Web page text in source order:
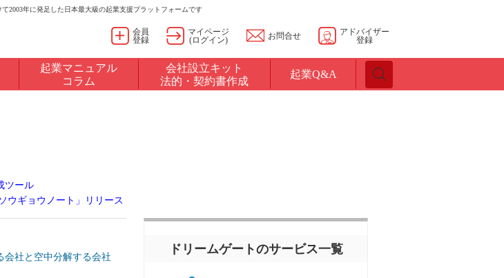
2003年に発足した日本最大級の起業支援プラットフォームです
会員
登録
マイページ
(ログイン)
お問合せ
アドバイザー
登録
起業マニュアル
コラム
会社設立キット
法的・契約書作成
起業Q&A
ツール
ウギョウノート」リリース
会社と空中分解する会社
ドリームゲートのサービス一覧